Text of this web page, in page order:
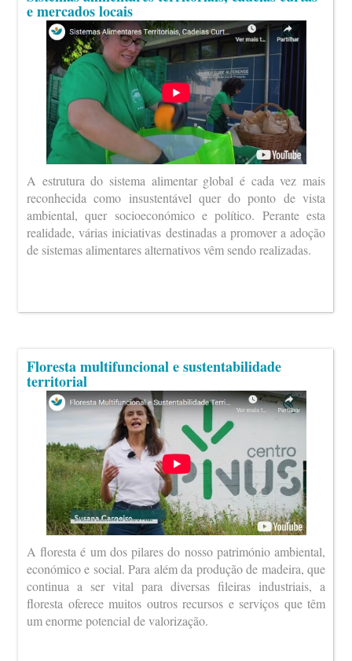
e mercados locais
A estrutura do sistema alimentar global é cada vez mais
reconhecida como insustentável quer do ponto de vista
ambiental, quer socioeconómico e político. Perante esta
realidade, várias iniciativas destinadas a promover a adoção
de sistemas alimentares alternativos vêm sendo realizadas.
Floresta multifuncional e sustentabilidade
territorial
A floresta é um dos pilares do nosso património ambiental,
económico e social. Para além da produção de madeira, que
continua a ser vital para diversas fileiras industriais, a
floresta oferece muitos outros recursos e serviços que têm
um enorme potencial de valorização.